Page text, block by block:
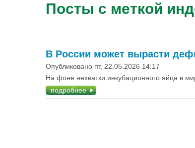
Посты с меткой
В России может вырасти
Опубликовано пт, 22.05.2026 14:17
На фоне нехватки инкубационного яйца в
подробнее